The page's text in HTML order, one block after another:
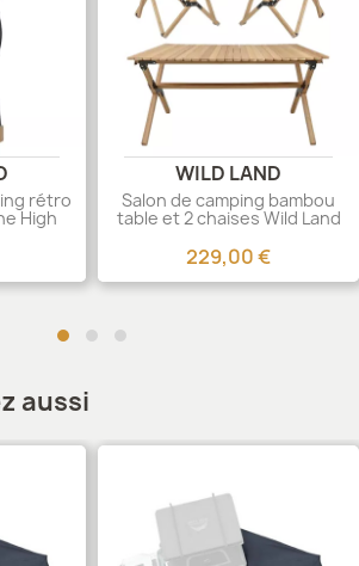
rétro
High
WILD LAND
Salon de camping bambou
table et 2 chaises Wild Land
229,00 €
aussi